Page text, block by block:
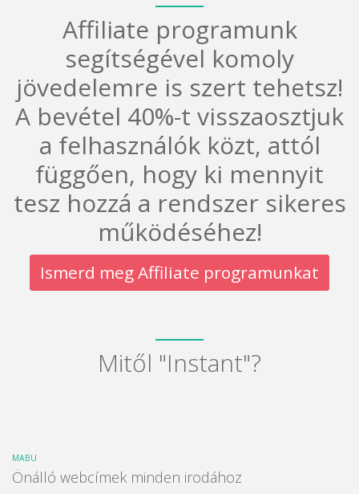
Affiliate programunk
segítségével komoly
jövedelemre is szert tehetsz!
A bevétel 40%-t visszaosztjuk
a felhasználók közt, attól
függően, hogy ki mennyit
tesz hozzá a rendszer sikeres
működéséhez!
Ismerd meg Affiliate programunkat
Mitől "Instant"?
MABU
Önálló webcímek minden irodához